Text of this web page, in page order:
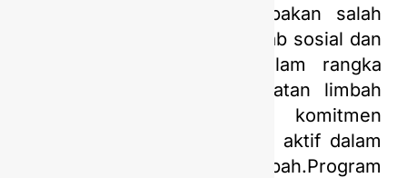
diinisiasi PGN Saka merupakan salah
satu program tanggung jawab sosial dan
lingkungan perusahaan dalam rangka
pengurangan dan pemanfaatan limbah
non B3 sebagai wujud komitmen
perusahaan untuk berperan aktif dalam
program pengelolaan sampah.Program